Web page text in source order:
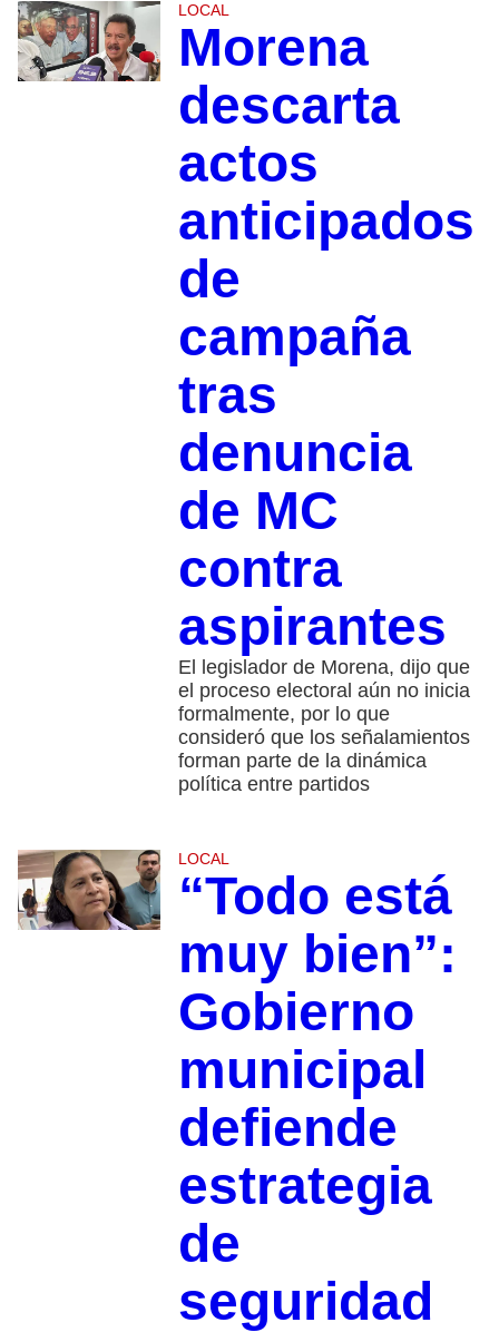
LOCAL
Morena
descarta
actos
anticipados
de
campaña
tras
denuncia
de MC
contra
aspirantes
El legislador de Morena, dijo que
el proceso electoral aún no inicia
formalmente, por lo que
consideró que los señalamientos
forman parte de la dinámica
política entre partidos
LOCAL
“Todo está
muy bien”:
Gobierno
municipal
defiende
estrategia
de
seguridad